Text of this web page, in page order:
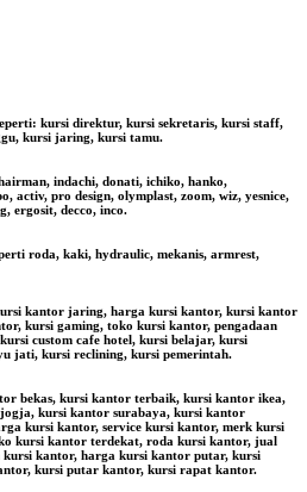
kursi direktur, kursi sekretaris, kursi staff,
kursi jaring, kursi tamu.
indachi, donati, ichiko, hanko,
activ, pro design, olymplast, zoom, wiz, yesnice,
ergosit, decco, inco.
roda, kaki, hydraulic, mekanis, armrest,
kantor jaring, harga kursi kantor, kursi kantor
kursi gaming, toko kursi kantor, pengadaan
custom cafe hotel, kursi belajar, kursi
jati, kursi reclining, kursi pemerintah.
bekas, kursi kantor terbaik, kursi kantor ikea,
kursi kantor surabaya, kursi kantor
kursi kantor, service kursi kantor, merk kursi
kursi kantor terdekat, roda kursi kantor, jual
kantor, harga kursi kantor putar, kursi
kursi putar kantor, kursi rapat kantor.